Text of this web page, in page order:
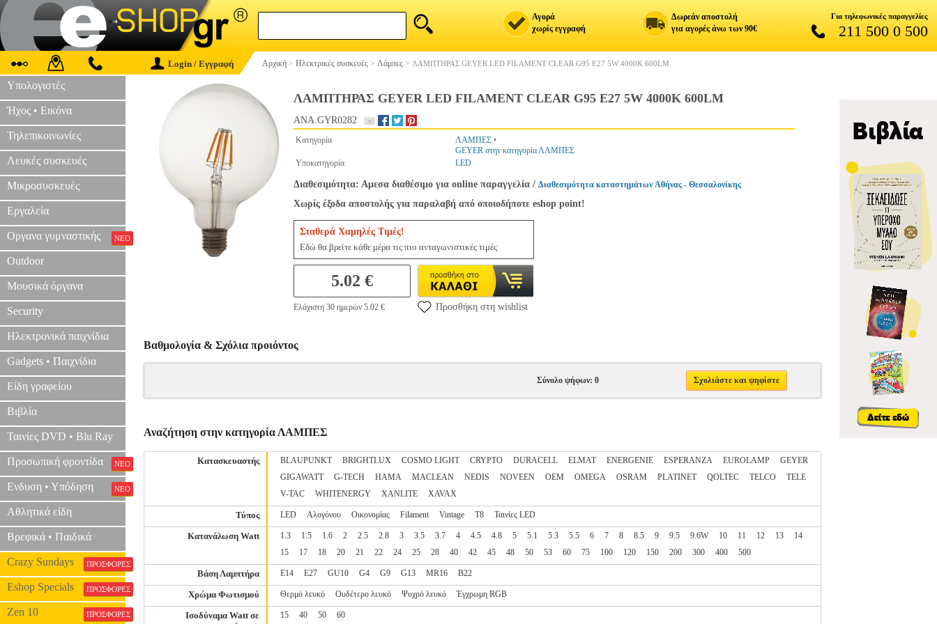
Αγορά
χωρίς εγγραφή
Δωρεάν αποστολή
για αγορές άνω των 90€
Για τηλεφωνικές παραγγελίες
211 500 0 500
Login / Εγγραφή Αρχική > Ηλεκτρικές συσκευές > Λάμπες > ΛΑΜΠΤΗΡΑΣ GEYER LED FILAMENT CLEAR G95 E27 5W 4000K 600LM
Υπολογιστές
Ήχος • Εικόνα
Τηλεπικοινωνίες
Λευκές συσκευές
Μικροσυσκευές
Εργαλεία
Οργανα γυμναστικής ΝΕΟ
Outdoor
Μουσικά όργανα
Security
Ηλεκτρονικά παιχνίδια
Gadgets • Παιχνίδια
Είδη γραφείου
Βιβλία
Ταινίες DVD • Blu Ray
Προσωπική φροντίδα ΝΕΟ
Ενδυση • Υπόδηση ΝΕΟ
Αθλητικά είδη
Βρεφικά • Παιδικά
Crazy Sundays ΠΡΟΣΦΟΡΕΣ
Eshop Specials ΠΡΟΣΦΟΡΕΣ
Zen 10 ΠΡΟΣΦΟΡΕΣ
ΛΑΜΠΤΗΡΑΣ GEYER LED FILAMENT CLEAR G95 E27 5W 4000K 600LM
ANA.GYR0282
Κατηγορία ΛΑΜΠΕΣ •
GEYER στην κατηγορία ΛΑΜΠΕΣ
Υποκατηγορία
LED
Διαθεσιμότητα: Αμεσα διαθέσιμο για online παραγγελία / Διαθεσιμότητα καταστημάτων Αθήνας - Θεσσαλονίκης
Χωρίς έξοδα αποστολής για παραλαβή από οποιοδήποτε eshop point!
Σταθερά Χαμηλές Τιμές!
Εδώ θα βρείτε κάθε μέρα τις πιο ανταγωνιστικές τιμές
5.02 €
Ελάχιστη 30 ημερών 5.02 € Προσθήκη στη wishlist
Βαθμολογία & Σχόλια προιόντος
Σύνολο ψήφων: 0 Σχολιάστε και ψηφίστε
Αναζήτηση στην κατηγορία ΛΑΜΠΕΣ
Κατασκευαστής BLAUPUNKT BRIGHTLUX COSMO LIGHT CRYPTO DURACELL ELMAT ENERGENIE ESPERANZA EUROLAMP
GEYER
GIGAWATT
G-TECH HAMA MACLEAN NEDIS NOVEEN OEM OMEGA OSRAM PLATINET QOLTEC TELCO
TELE
V-TAC
WHITENERGY XANLITE XAVAX
Τύπος LED Αλογόνου Οικονομίας Filament Vintage T8 Ταινίες LED
Κατανάλωση Watt 1.3 1.5 1.6 2 2.5 2.8 3 3.5 3.7 4 4.5 4.8 5 5.1 5.3 5.5 6 7 8 8.5 9 9.5 9.6W 10 11 12 13
14
15
17 18 20 21 22 24 25 28 40 42 45 48 50 53 60 75 100 120 150 200 300 400 500
Βάση Λαμπτήρα E14 E27 GU10 G4 G9 G13 MR16 B22
Χρώμα Φωτισμού Θερμό λευκό Ουδέτερο λευκό Ψυχρό λευκό Έγχρωμη RGB
Ισοδύναμα Watt σε
15 40 50 60